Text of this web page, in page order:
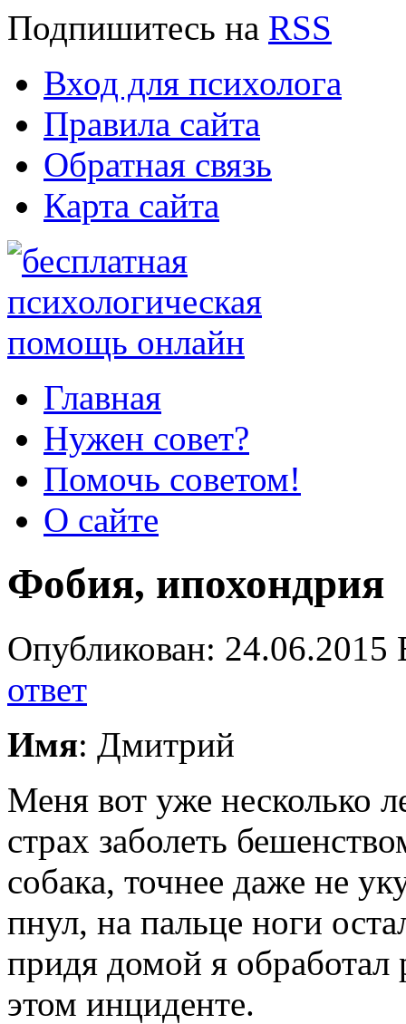
Подпишитесь на RSS
Вход для психолога
Правила сайта
Обратная связь
Карта сайта
Главная
Нужен совет?
Помочь советом!
О сайте
Фобия, ипохондрия
Опубликован:
ответ
Имя: Дмитрий
Меня вот уже несколько
страх заболеть
собака, точнее даже не
пнул, на пальце ноги
придя домой я обработал
этом инциденте.